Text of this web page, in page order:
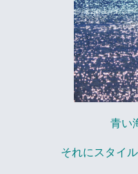
青い
それにスタイ